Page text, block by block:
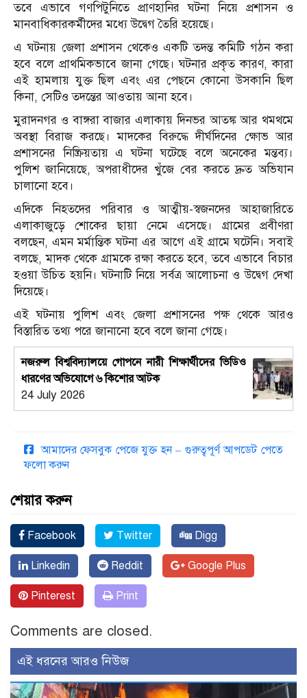
তবে এভাবে গণপিটুনিতে প্রাণহানির ঘটনা নিয়ে প্রশাসন ও
মানবাধিকারকর্মীদের মধ্যে উদ্বেগ তৈরি হয়েছে।
এ ঘটনায় জেলা প্রশাসন থেকেও একটি তদন্ত কমিটি গঠন করা
হবে বলে প্রাথমিকভাবে জানা গেছে। ঘটনার প্রকৃত কারণ, কারা
এই হামলায় যুক্ত ছিল এবং এর পেছনে কোনো উসকানি ছিল
কিনা, সেটিও তদন্তের আওতায় আনা হবে।
মুরাদনগর ও বাঙ্গরা বাজার এলাকায় দিনভর আতঙ্ক আর থমথমে
অবস্থা বিরাজ করছে। মাদকের বিরুদ্ধে দীর্ঘদিনের ক্ষোভ আর
প্রশাসনের নিষ্ক্রিয়তায় এ ঘটনা ঘটেছে বলে অনেকের মন্তব্য।
পুলিশ জানিয়েছে, অপরাধীদের খুঁজে বের করতে দ্রুত অভিযান
চালানো হবে।
এদিকে নিহতদের পরিবার ও আত্মীয়-স্বজনদের আহাজারিতে
এলাকাজুড়ে শোকের ছায়া নেমে এসেছে। গ্রামের প্রবীণরা
বলছেন, এমন মর্মান্তিক ঘটনা এর আগে এই গ্রামে ঘটেনি। সবাই
বলছে, মাদক থেকে গ্রামকে রক্ষা করতে হবে, তবে এভাবে বিচার
হওয়া উচিত হয়নি। ঘটনাটি নিয়ে সর্বত্র আলোচনা ও উদ্বেগ দেখা
দিয়েছে।
এই ঘটনায় পুলিশ এবং জেলা প্রশাসনের পক্ষ থেকে আরও
বিস্তারিত তথ্য পরে জানানো হবে বলে জানা গেছে।
নজরুল বিশ্ববিদ্যালয়ে গোপনে নারী শিক্ষার্থীদের ভিডিও
ধারণের অভিযোগে ৬ কিশোর আটক
24 July 2026
আমাদের ফেসবুক পেজে যুক্ত হন – গুরুত্বপূর্ণ আপডেট পেতে
ফলো করুন
শেয়ার করুন
Facebook Twitter Digg
Linkedin Reddit Google Plus
Pinterest Print
Comments are closed.
এই ধরনের আরও নিউজ